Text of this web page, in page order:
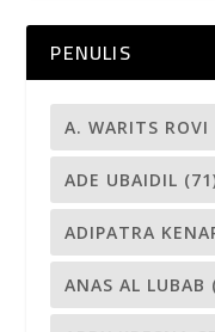
PENULIS
A. WARITS ROVI
ADE UBAIDIL
ADIPATRA
ANAS AL LUBAB